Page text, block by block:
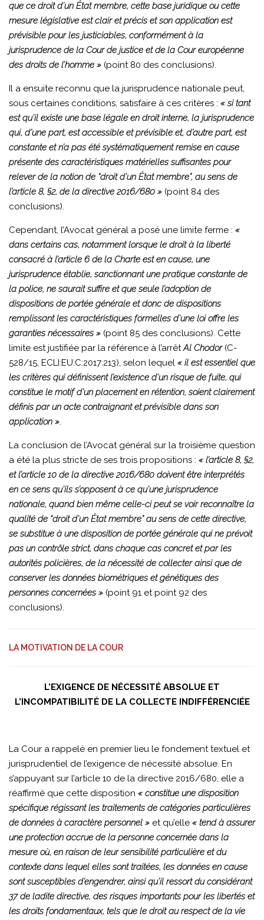
que ce droit d’un État membre, cette base juridique ou cette
mesure législative est clair et précis et son application est
prévisible pour les justiciables, conformément à la
jurisprudence de la Cour de justice et de la Cour européenne
des droits de l’homme » (point 80 des conclusions).
Il a ensuite reconnu que la jurisprudence nationale peut,
sous certaines conditions, satisfaire à ces critères : « si tant
est qu’il existe une base légale en droit interne, la jurisprudence
qui, d’une part, est accessible et prévisible et, d’autre part, est
constante et n’a pas été systématiquement remise en cause
présente des caractéristiques matérielles suffisantes pour
relever de la notion de “droit d’un État membre”, au sens de
l’article 8, §2, de la directive 2016/680 » (point 84 des
conclusions).
Cependant, l’Avocat général a posé une limite ferme : «
dans certains cas, notamment lorsque le droit à la liberté
consacré à l’article 6 de la Charte est en cause, une
jurisprudence établie, sanctionnant une pratique constante de
la police, ne saurait suffire et que seule l’adoption de
dispositions de portée générale et donc de dispositions
remplissant les caractéristiques formelles d’une loi offre les
garanties nécessaires » (point 85 des conclusions). Cette
limite est justifiée par la référence à l’arrêtAl Chodor(C-
528/15, ECLI:EU:C:2017:213), selon lequel « il est essentiel que
les critères qui définissent l’existence d’un risque de fuite, qui
constitue le motif d’un placement en rétention, soient clairement
définis par un acte contraignant et prévisible dans son
application ».
La conclusion de l’Avocat général sur la troisième question
a été la plus stricte de ses trois propositions : « l’article 8, §2,
et l’article 10 de la directive 2016/680 doivent être interprétés
en ce sens qu’ils s’opposent à ce qu’une jurisprudence
nationale, quand bien même celle-ci peut se voir reconnaître la
qualité de “droit d’un État membre” au sens de cette directive,
se substitue à une disposition de portée générale qui ne prévoit
pas un contrôle strict, dans chaque cas concret et par les
autorités policières, de la nécessité de collecter ainsi que de
conserver les données biométriques et génétiques des
personnes concernées » (point 91 et point 92 des
conclusions).
LA MOTIVATION DE LA COUR
L’EXIGENCE DE NÉCESSITÉ ABSOLUE ET
L’INCOMPATIBILITÉ DE LA COLLECTE INDIFFÉRENCIÉE
La Cour a rappelé en premier lieu le fondement textuel et
jurisprudentiel de l’exigence de nécessité absolue. En
s’appuyant sur l’article 10 de la directive 2016/680, elle a
réaffirmé que cette disposition « constitue une disposition
spécifique régissant les traitements de catégories particulières
de données à caractère personnel » et qu’elle « tend à assurer
une protection accrue de la personne concernée dans la
mesure où, en raison de leur sensibilité particulière et du
contexte dans lequel elles sont traitées, les données en cause
sont susceptibles d’engendrer, ainsi qu’il ressort du considérant
37 de ladite directive, des risques importants pour les libertés et
les droits fondamentaux, tels que le droit au respect de la vie